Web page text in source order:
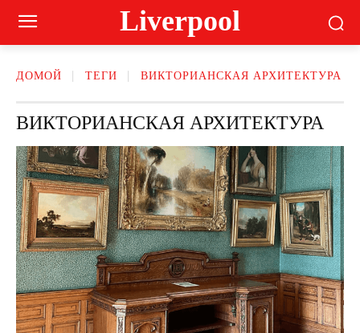
Liverpool
ДОМОЙ ТЕГИ ВИКТОРИАНСКАЯ АРХИТЕКТУРА
ВИКТОРИАНСКАЯ АРХИТЕКТУРА